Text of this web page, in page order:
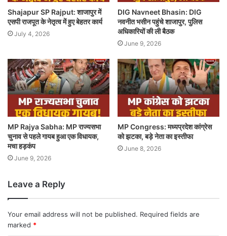
Shajapur SP Rajput: शाजापुर में
एसपी राजपूत के नेतृत्व में हुए बेहतर कार्य
July 4, 2026
DIG Navneet Bhasin: DIG
नवनीत भसीन पहुंचे शाजापुर, पुलिस
अधिकारियों की ली बैठक
June 9, 2026
MP Rajya Sabha: MP राज्यसभा
चुनाव से पहले गायब हुआ एक विधायक,
मचा हड़कंप
June 9, 2026
MP Congress: मध्यप्रदेश कांग्रेस
को झटका, बड़े नेता का इस्तीफा
June 8, 2026
Leave a Reply
Your email address will not be published. Required fields are
marked *